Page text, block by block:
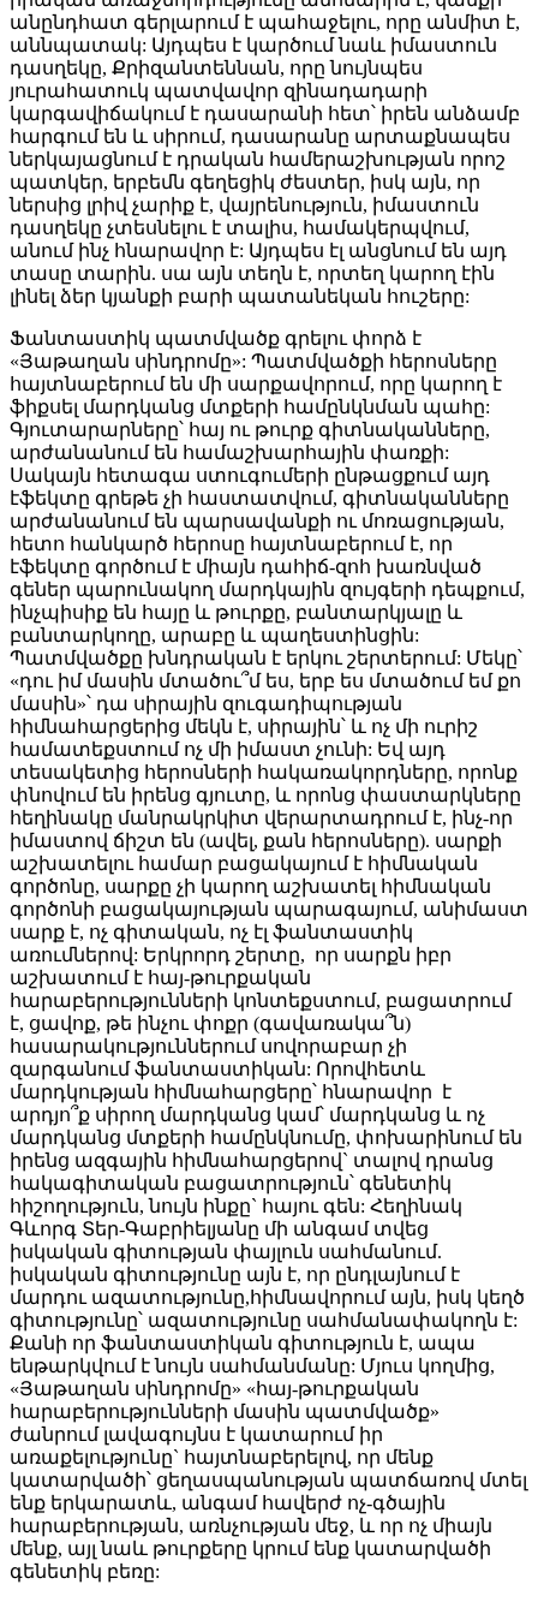
անընդհատ գերլարում է պահաջելու, որը անմիտ է,
աննպատակ: Այդպես է կարծում նաև իմաստուն
դասղեկը, Քրիզանտեննան, որը նույնպես
յուրահատուկ պատվավոր զինադադարի
կարգավիճակում է դասարանի հետ՝ իրեն անձամբ
հարգում են և սիրում, դասարանը արտաքնապես
ներկայացնում է դրական համերաշխության որոշ
պատկեր, երբեմն գեղեցիկ ժեստեր, իսկ այն, որ
ներսից լրիվ չարիք է, վայրենություն, իմաստուն
դասղեկը չտեսնելու է տալիս, համակերպվում,
անում ինչ հնարավոր է: Այդպես էլ անցնում են այդ
տասը տարին. սա այն տեղն է, որտեղ կարող էին
լինել ձեր կյանքի բարի պատանեկան հուշերը:
Ֆանտաստիկ պատմվածք գրելու փորձ է
«Յաթաղան սինդրոմը»: Պատմվածքի հերոսները
հայտնաբերում են մի սարքավորում, որը կարող է
ֆիքսել մարդկանց մտքերի համընկնման պահը:
Գյուտարարները՝ հայ ու թուրք գիտնականները,
արժանանում են համաշխարհային փառքի:
Սակայն հետագա ստուգումերի ընթացքում այդ
էֆեկտը գրեթե չի հաստատվում, գիտնականները
արժանանում են պարսավանքի ու մոռացության,
հետո հանկարծ հերոսը հայտնաբերում է, որ
էֆեկտը գործում է միայն դահիճ-զոհ խառնված
գեներ պարունակող մարդկային զույգերի դեպքում,
ինչպիսիք են հայը և թուրքը, բանտարկյալը և
բանտարկողը, արաբը և պաղեստինցին:
Պատմվածքը խնդրական է երկու շերտերում: Մեկը՝
«դու իմ մասին մտածու՞մ ես, երբ ես մտածում եմ քո
մասին»՝ դա սիրային զուգադիպության
հիմնահարցերից մեկն է, սիրային՝ և ոչ մի ուրիշ
համատեքստում ոչ մի իմաստ չունի: Եվ այդ
տեսակետից հերոսների հակառակորդները, որոնք
փնովում են իրենց գյուտը, և որոնց փաստարկները
հեղինակը մանրակրկիտ վերարտադրում է, ինչ-որ
իմաստով ճիշտ են (ավել, քան հերոսները). սարքի
աշխատելու համար բացակայում է հիմնական
գործոնը, սարքը չի կարող աշխատել հիմնական
գործոնի բացակայության պարագայում, անիմաստ
սարք է, ոչ գիտական, ոչ էլ ֆանտաստիկ
առումներով: Երկրորդ շերտը, որ սարքն իբր
աշխատում է հայ-թուրքական
հարաբերությունների կոնտեքստում, բացատրում
է, ցավոք, թե ինչու փոքր (գավառակա՞ն)
հասարակություններում սովորաբար չի
զարգանում ֆանտաստիկան: Որովհետև
մարդկության հիմնահարցերը՝ հնարավոր է
արդյո՞ք սիրող մարդկանց կամ՝ մարդկանց և ոչ
մարդկանց մտքերի համընկնումը, փոխարինում են
իրենց ազգային հիմնահարցերով` տալով դրանց
հակագիտական բացատրություն՝ գենետիկ
հիշողություն, նույն ինքը` հայու գեն: Հեղինակ
Գևորգ Տեր-Գաբրիելյանը մի անգամ տվեց
իսկական գիտության փայլուն սահմանում.
իսկական գիտությունը այն է, որ ընդլայնում է
մարդու ազատությունը,հիմնավորում այն, իսկ կեղծ
գիտությունը՝ ազատությունը սահմանափակողն է:
Քանի որ ֆանտաստիկան գիտություն է, ապա
ենթարկվում է նույն սահմանմանը: Մյուս կողմից,
«Յաթաղան սինդրոմը» «հայ-թուրքական
հարաբերությունների մասին պատմվածք»
ժանրում լավագույնս է կատարում իր
առաքելությունը` հայտնաբերելով, որ մենք
կատարվածի՝ ցեղասպանության պատճառով մտել
ենք երկարատև, անգամ հավերժ ոչ-գծային
հարաբերության, առնչության մեջ, և որ ոչ միայն
մենք, այլ նաև թուրքերը կրում ենք կատարվածի
գենետիկ բեռը: